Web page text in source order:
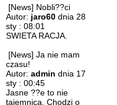
[News] Nobli??ci
Autor: jaro60 dnia 28
sty : 08:01
SWIETA RACJA.
[News] Ja nie mam
czasu!
Autor: admin dnia 17
sty : 00:45
Jasne ??e to nie
tajemnica. Chodzi o